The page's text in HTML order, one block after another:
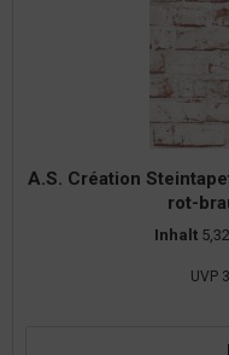
A.S. Création
rot-
Inhalt
UVP